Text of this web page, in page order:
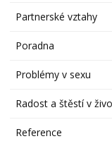
Partnerské vztahy
Poradna
Problémy v sexu
Radost a štěstí v
Reference